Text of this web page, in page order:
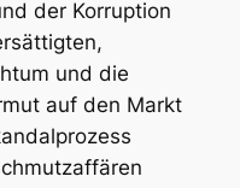
der Korruption
und die
auf den Markt